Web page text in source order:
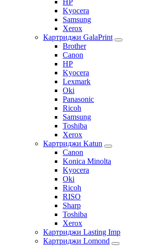
HP
Kyocera
Samsung
Xerox
Картриджи GalaPrint
Brother
Canon
HP
Kyocera
Lexmark
Oki
Panasonic
Ricoh
Samsung
Toshiba
Xerox
Картриджи Katun
Canon
Konica Minolta
Kyocera
Oki
Ricoh
RISO
Sharp
Toshiba
Xerox
Картриджи Lasting Imp
Картриджи Lomond